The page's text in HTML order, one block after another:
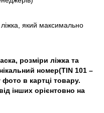
який максимально
розміри ліжка та
номер(TIN 101 –
фото в картці товару.
інших орієнтовно на